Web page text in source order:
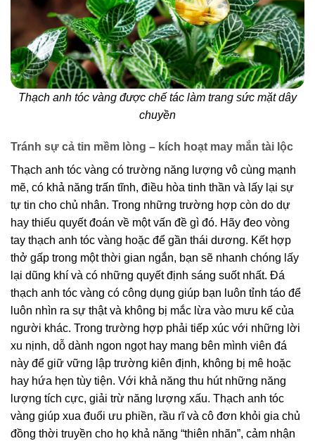
Thạch anh tóc vàng được chế tác làm trang sức mặt dây
chuyền
Tránh sự cả tin mềm lòng – kích hoạt may mắn tài lộc
Thạch anh tóc vàng có trường năng lượng vô cùng mạnh
mẽ, có khả năng trấn tĩnh, điều hòa tinh thần và lấy lại sự
tự tin cho chủ nhân. Trong những trường hợp còn do dự
hay thiếu quyết đoán về một vấn đề gì đó. Hãy đeo vòng
tay thạch anh tóc vàng hoặc để gần thái dương. Kết hợp
thở gấp trong một thời gian ngắn, bạn sẽ nhanh chóng lấy
lại dũng khí và có những quyết định sáng suốt nhất. Đá
thạch anh tóc vàng có công dụng giúp bạn luôn tỉnh táo để
luôn nhìn ra sự thật và không bị mắc lừa vào mưu kế của
người khác. Trong trường hợp phải tiếp xúc với những lời
xu nịnh, dỗ dành ngon ngọt hay mang bên mình viên đá
này để giữ vững lập trường kiên định, không bị mê hoặc
hay hứa hẹn tùy tiện. Với khả năng thu hút những năng
lượng tích cực, giải trừ năng lượng xấu. Thạch anh tóc
vàng giúp xua đuổi ưu phiền, rầu rĩ và cô đơn khỏi gia chủ
đồng thời truyền cho họ khả năng “thiên nhãn”, cảm nhận